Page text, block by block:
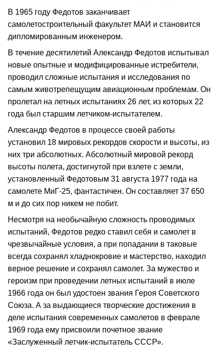
В 1965 году Федотов заканчивает
самолетостроительный факультет МАИ и становится
дипломированным инженером.
В течение десятилетий Александр Федотов испытывал
новые опытные и модифицированные истребители,
проводил сложные испытания и исследования по
самым животрепещущим авиационным проблемам. Он
пролетал на летных испытаниях 26 лет, из которых 22
года был старшим летчиком-испытателем.
Александр Федотов в процессе своей работы
установил 18 мировых рекордов скорости и высоты, из
них три абсолютных. Абсолютный мировой рекорд
высоты полета, достигнутой при взлете с земли,
установленный Федотовым 31 августа 1977 года на
самолете МиГ-25, фантастичен. Он составляет 37 650
м и до сих пор никем не побит.
Несмотря на необычайную сложность проводимых
испытаний, Федотов редко ставил себя и самолет в
чрезвычайные условия, а при попадании в таковые
всегда сохранял хладнокровие и мастерство, находил
верное решение и сохранял самолет. За мужество и
героизм при проведении летных испытаний в июле
1966 года он был удостоен звания Героя Советского
Союза. А за выдающиеся творческие достижения в
деле испытания современных самолетов в феврале
1969 года ему присвоили почетное звание
«Заслуженный летчик-испытатель СССР».